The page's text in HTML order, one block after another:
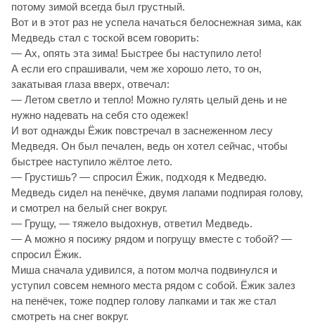
потому зимой всегда был грустный.
Вот и в этот раз не успела начаться белоснежная зима, как
Медведь стал с тоской всем говорить:
— Ах, опять эта зима! Быстрее бы наступило лето!
А если его спрашивали, чем же хорошо лето, то он,
закатывая глаза вверх, отвечал:
— Летом светло и тепло! Можно гулять целый день и не
нужно надевать на себя сто одежек!
И вот однажды Ёжик повстречал в заснеженном лесу
Медведя. Он был печален, ведь он хотел сейчас, чтобы
быстрее наступило жёлтое лето.
— Грустишь? — спросил Ёжик, подходя к Медведю.
Медведь сидел на пенёчке, двумя лапами подпирая голову,
и смотрел на белый снег вокруг.
— Грущу, — тяжело выдохнув, ответил Медведь.
— А можно я посижу рядом и погрущу вместе с тобой? —
спросил Ёжик.
Миша сначала удивился, а потом молча подвинулся и
уступил совсем немного места рядом с собой. Ёжик залез
на пенёчек, тоже подпер голову лапками и так же стал
смотреть на снег вокруг.